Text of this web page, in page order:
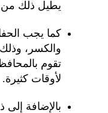
يطيل ذلك من
كما يجب
والكسر،
تقوم
لأوقات كثيرة.
بالإضافة